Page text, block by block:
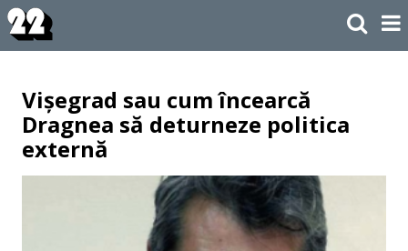
Vișegrad sau cum încearcă
Dragnea să deturneze politica
externă